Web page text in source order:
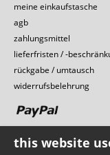
meine einkaufstasche
agb
zahlungsmittel
lieferfristen / -
rückgabe / umtausch
widerrufsbelehrung
this website